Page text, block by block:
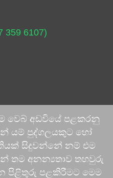
359 6107)
වෙබ් අඩවියේ පළකරනු
යම් පුද්ගලයකුට හෝ
සිදුවන්නේ නම් එම
තම අනන්‍යතාව තහවුරු
පිළිතුරු පළකිරීමට මෙම